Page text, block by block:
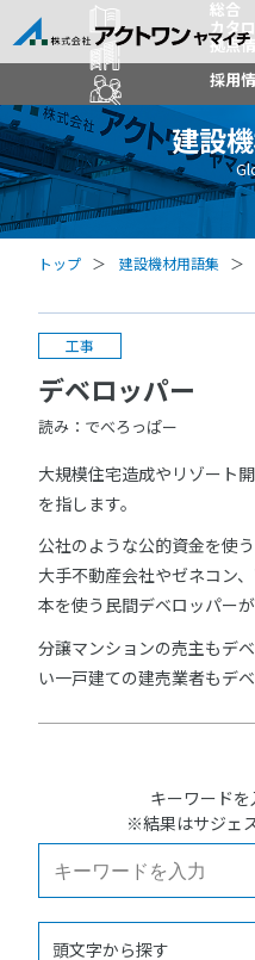
総合
カタ
拠点
採用
建設
トップ 建設機材用語集
工事
デベロッパー
読み：でべろっぱー
大規模住宅造成やリゾート
を指します。
公社のような公的資金を使
大手不動産会社やゼネコン
本を使う民間デベロッパーが
分譲マンションの売主もデ
い一戸建ての建売業者もデ
キーワード
※結果はサジェ